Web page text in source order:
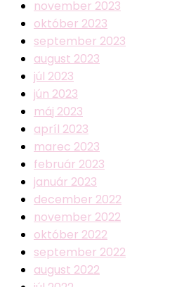
november 2023
október 2023
september 2023
august 2023
júl 2023
jún 2023
máj 2023
apríl 2023
marec 2023
február 2023
január 2023
december 2022
november 2022
október 2022
september 2022
august 2022